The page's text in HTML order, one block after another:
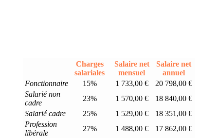
Charges
salariales
Salaire net
mensuel
Salaire net
annuel
Fonctionnaire
15% 1 733,00 €
20 798,00 €
Salarié non
cadre
23% 1 570,00 €
18 840,00 €
Salarié cadre
25% 1 529,00 €
18 351,00 €
Profession
libérale
27% 1 488,00 €
17 862,00 €